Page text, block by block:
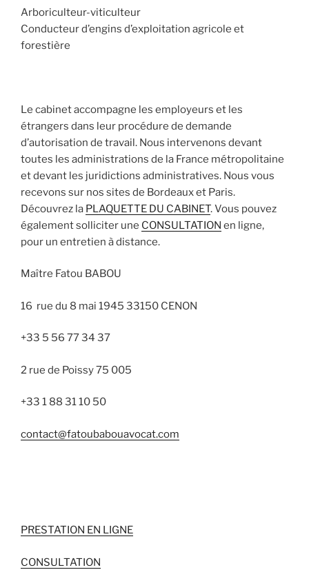
Arboriculteur-viticulteur
Conducteur d’engins d’exploitation agricole et
forestière
Le cabinet accompagne les employeurs et les
étrangers dans leur procédure de demande
d’autorisation de travail. Nous intervenons devant
toutes les administrations de la France métropolitaine
et devant les juridictions administratives. Nous vous
recevons sur nos sites de Bordeaux et Paris.
Découvrez la PLAQUETTE DU CABINET. Vous pouvez
également solliciter une CONSULTATION en ligne,
pour un entretien à distance.
Maître Fatou BABOU
16 rue du 8 mai 1945 33150 CENON
+33 5 56 77 34 37
2 rue de Poissy 75 005
+33 1 88 31 10 50
contact@fatoubabouavocat.com
PRESTATION EN LIGNE
CONSULTATION